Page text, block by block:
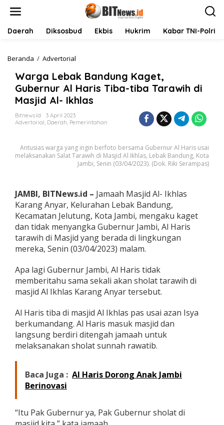
Daerah Diksosbud Ekbis Hukrim Kabar TNI-Polri
Beranda / Advertorial
r
g
a
L
b
B
a
n
n
g
a
g
e
t
u
b
e
n
u
r
A
l
r
i
b
Warga Lebak Bandung Kaget,
Gubernur Al Haris Tiba-tiba Tarawih di
Masjid Al- Ikhlas
Bitnews.id
3 April 2023
Advertorial, Daerah, Pemerintahan
Antusias warga yang ingin berfoto bersama Gubernur Al Haris usai
melaksanakan Salat Tarawih di Masjid Al Ikhlas, Lebak Bandung, Kota
Jambi, Senin (03/04/2023). (Dok. Riki Serampas)
JAMBI, BITNews.id – Jamaah Masjid Al- Ikhlas
Karang Anyar, Kelurahan Lebak Bandung,
Kecamatan Jelutung, Kota Jambi, mengaku kaget
dan tidak menyangka Gubernur Jambi, Al Haris
tarawih di Masjid yang berada di lingkungan
mereka, Senin (03/04/2023) malam.
Apa lagi Gubernur Jambi, Al Haris tidak
memberitahu sama sekali akan sholat tarawih di
masjid Al Ikhlas Karang Anyar tersebut.
Al Haris tiba di masjid Al Ikhlas pas usai azan Isya
berkumandang. Al Haris masuk masjid dan
langsung berdiri ditengah jamaah untuk
melaksanakan sholat sunnah rawatib.
Baca Juga : Al Haris Dorong Anak Jambi
Berinovasi
“Itu Pak Gubernur ya, Pak Gubernur sholat di